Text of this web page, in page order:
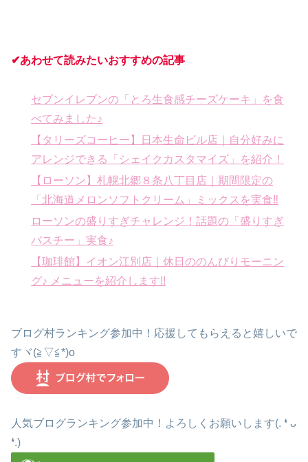
✔あわせて読みたいおすすめの記事
セブンイレブンの「とろ生食感チーズケーキ」を食
べてみました♪
【タリーズコーヒー】日本生命ビル店｜自分好みに
アレンジできる「シェイクカスタマイズ」を紹介！
【ローソン】札幌北郷８条八丁目店｜期間限定の
「北海道メロンソフトクリーム」ミックスを実食‼
ローソンの盛りすぎチャレンジ！話題の「盛りすぎ
バスチー」実食♪
【珈琲館】イオン江別店｜休日ののんびりモーニン
グ♪ メニューを紹介します!!
ブログ村ランキング参加中！応援してもらえると嬉しいで
すヾ(≧▽≦*)o
人気ブログランキング参加中！よろしくお願いします(. ❛ ᴗ
❛.)